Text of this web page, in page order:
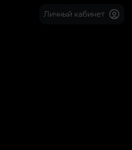
Личный кабинет